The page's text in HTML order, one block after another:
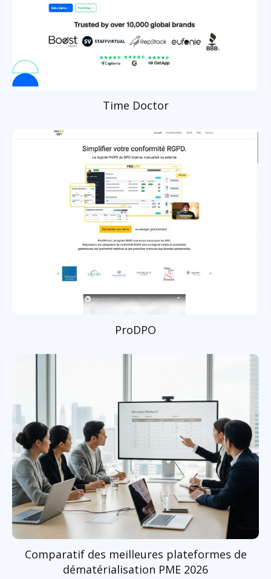
Time Doctor
ProDPO
Comparatif des meilleures plateformes de
dématérialisation PME 2026